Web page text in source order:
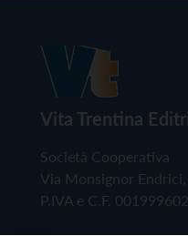
Vita Trentina
Società Cooperativa
Via Monsignor
P.IVA e C.F.